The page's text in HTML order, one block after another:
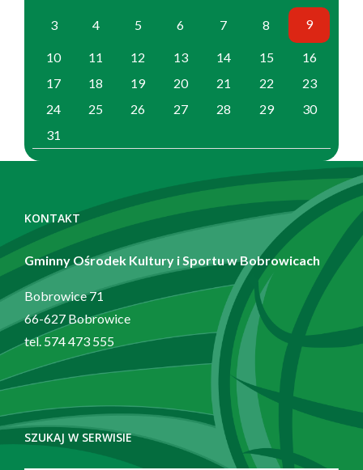
3 4 5 6 7 8 9
10 11 12 13 14 15
16
17
18 19 20 21 22
23
24
25 26 27 28 29
30
31
również
KONTAKT
Gminny Ośrodek Kultury i Sportu w Bobrowicach
Bobrowice 71
66-627 Bobrowice
tel. 574 473 555
SZUKAJ W SERWISIE